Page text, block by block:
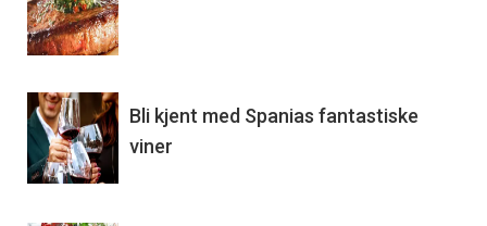
Bli kjent med Spanias fantastiske
viner